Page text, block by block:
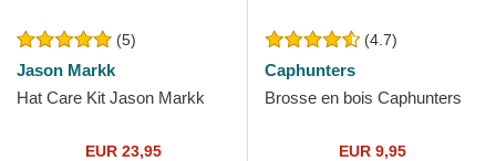
(5)
Jason Markk
Hat Care Kit Jason Markk
EUR 23,95
(4.7)
Caphunters
Brosse en bois Caphunters
EUR 9,95